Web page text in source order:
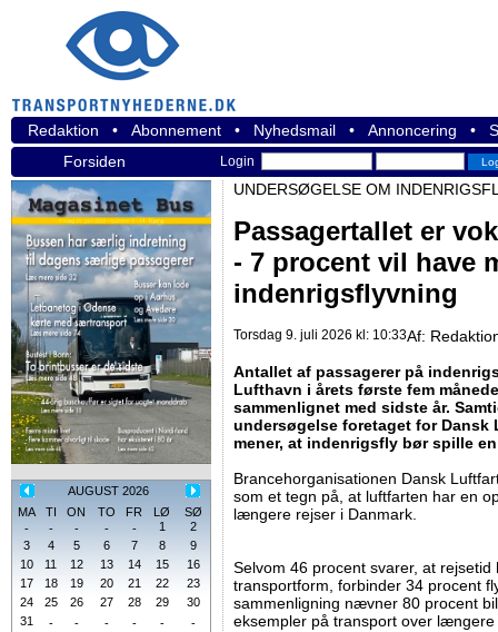
Redaktion • Abonnement • Nyhedsmail • Annoncering •
Forsiden
Login
AUGUST 2026
MA
TI ON TO FR LØ
SØ
-
- - - - 1
2
3
4 5 6 7 8
9
10
11 12 13 14 15
16
17
18 19 20 21 22
23
24
25 26 27 28 29
30
31
- - - - -
-
UNDERSØGELSE OM
Passagertallet er
- 7 procent vil have
indenrigsflyvning
Torsdag 9. juli 2026 kl: 10:33Af:
Antallet af passagerer på
Lufthavn i årets første fem
sammenlignet med sidste år.
undersøgelse foretaget for
mener, at indenrigsfly bør spille
Brancehorganisationen Dansk
som et tegn på, at luftfarten har en
længere rejser i Danmark.
Selvom 46 procent svarer, at
transportform, forbinder 34 procent
sammenligning nævner 80 procent
eksempler på transport over længere